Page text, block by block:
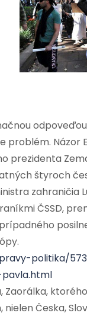
problém.
prezidenta
štyroch
zahraničia
ČSSD,
politika/
Zaorálka,
Česka,